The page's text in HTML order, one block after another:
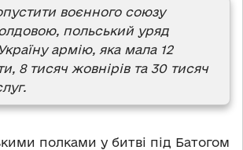
воєнного союзу
польський уряд
армію, яка мала 12
8 тисяч жовнірів та 30 тисяч
полками у битві під Батогом